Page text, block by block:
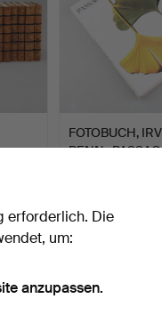
FOTOBUCH,
PENN
53 USD
erforderlich. Die
um:
anzupassen.